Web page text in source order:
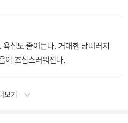
심도 줄어든다. 거대한 낭떠러지
이 조심스러워진다.
보기